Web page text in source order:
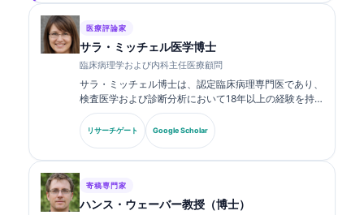
医療評論家
サラ・ミッチェル医学博士
臨床病理学および内科主任医療顧問
サラ・ミッチェル博士は、認定臨床病理専門医であり、
検査医学および診断分析において18年以上の経験を持
ちます。臨床化学の専門資格を有し、臨床現場における
バイオマーカーパネルおよび検査分析について、幅広く
発表しています。.
リサーチゲート Google Scholar
寄稿専門家
ハンス・ウェーバー教授（博士）